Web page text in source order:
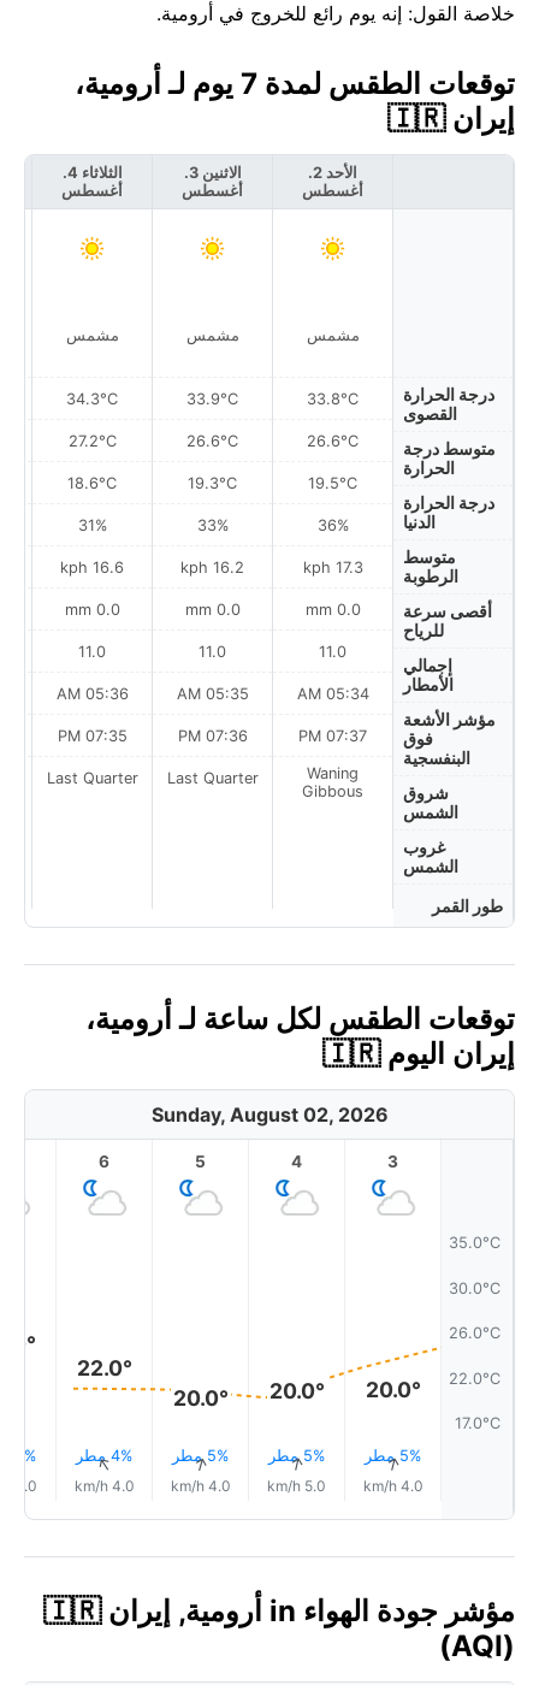
خلاصة القول: إنه يوم رائع للخروج في أرومية.
توقعات الطقس لمدة 7 يوم لـ أرومية،
إيران 🇮🇷
درجة الحرارة
القصوى
متوسط درجة
الحرارة
درجة الحرارة
الدنيا
متوسط
الرطوبة
أقصى سرعة
للرياح
إجمالي
الأمطار
مؤشر الأشعة
فوق
البنفسجية
شروق
الشمس
غروب
الشمس
طور القمر
الأحد 2.
أغسطس
مشمس
33.8°C
26.6°C
19.5°C
36%
17.3 kph
0.0 mm
11.0
05:34 AM
07:37 PM
Waning
Gibbous
الاثنين 3.
أغسطس
مشمس
33.9°C
26.6°C
19.3°C
33%
16.2 kph
0.0 mm
11.0
05:35 AM
07:36 PM
Last Quarter
الثلاثاء 4.
أغسطس
مشمس
34.3°C
27.2°C
18.6°C
31%
16.6 kph
0.0 mm
11.0
05:36 AM
07:35 PM
Last Quarter
توقعات الطقس لكل ساعة لـ أرومية،
إيران اليوم 🇮🇷
Sunday, August 02, 2026
35.0°C
30.0°C
26.0°C
22.0°C
17.0°C
3
20.0°
5% مطر↑
4.0 km/h
4
20.0°
5% مطر↑
5.0 km/h
5
20.0°
5% مطر↑
4.0 km/h
6
22.0°
4% مطر↑
4.0 km/h
3% مطر
5.0 km/h
مؤشر جودة الهواء in أرومية, إيران 🇮🇷
(AQI)